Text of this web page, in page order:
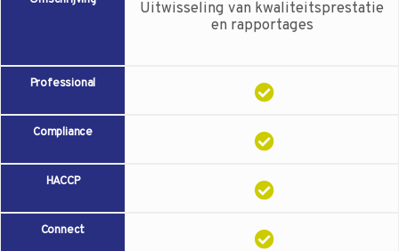
Uitwisseling van kwaliteitsprestatie
en rapportages
Professional
Compliance
HACCP
Connect